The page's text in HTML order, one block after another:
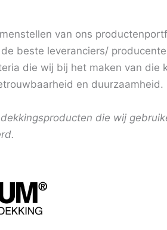
van ons
beste leveranciers/
die wij bij het maken van die
en duurzaamheid.
die wij